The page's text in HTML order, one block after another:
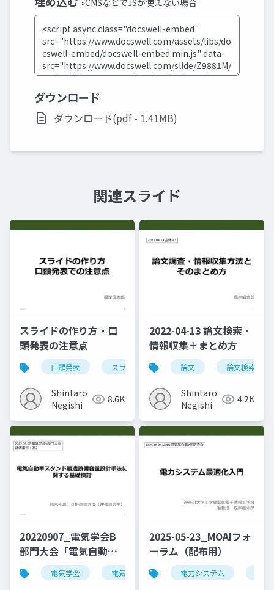
»CMSなどでJSが使えない場合
ダウンロード
ダウンロード(pdf - 1.41MB)
関連スライド
スライドの作り方・口
頭発表の注意点
口頭発表 スライド作成 研究発表
Shintaro
Negishi
8.6K
2022-04-13 論文検索・
情報収集＋まとめ方
論文 論文検索
Shintaro
Negishi
4.2K
20220907_電気学会B
部門大会「電気自動車
スタンド最適設備容量
設計手法に関する基礎
電気学会 電気自動車 口頭発表
2025-05-23_MOAIフォ
ーラム（配布用）
電力システム